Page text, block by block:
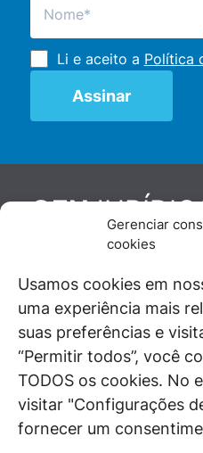
Gerenciar
cookies
Usamos cookies em
uma experiência mais
suas preferências e
“Permitir todos”, você
TODOS os cookies. No
visitar "Configurações
fornecer um
Li e aceito a Política
GEN
De maneira
juristas e doutrinadores
diante de questões
universo jurídico.